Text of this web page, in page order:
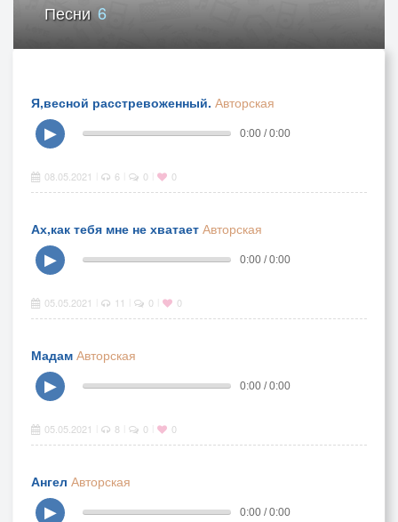
Песни6
Я,весной расстревоженный. Авторская
▶
0:00 / 0:00
08.05.2021 6 0 0
Ах,как тебя мне не хватает Авторская
▶
0:00 / 0:00
05.05.2021 11 0 0
Мадам Авторская
▶
0:00 / 0:00
05.05.2021 8 0 0
Ангел Авторская
▶
0:00 / 0:00